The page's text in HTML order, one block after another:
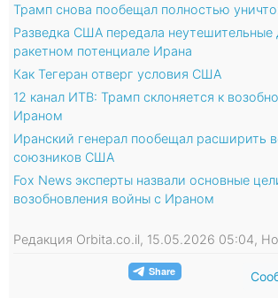
Трамп снова пообещал полностью
Разведка США передала неутешительные
ракетном потенциале Ирана
Как Тегеран отверг условия США
12 канал ИТВ: Трамп склоняется к
Ираном
Иранский генерал пообещал расширить
союзников США
Fox News эксперты назвали основные
возобновления войны с Ираном
Редакция Orbita.co.il, 15.05.2026 05:04,